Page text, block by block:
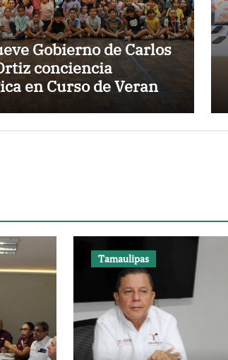
Gobierno de Carlos
conciencia
en Curso de Verano
Tamaulipas